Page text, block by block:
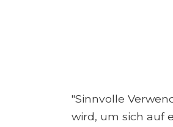
"Sinnvolle
wird, um sich auf